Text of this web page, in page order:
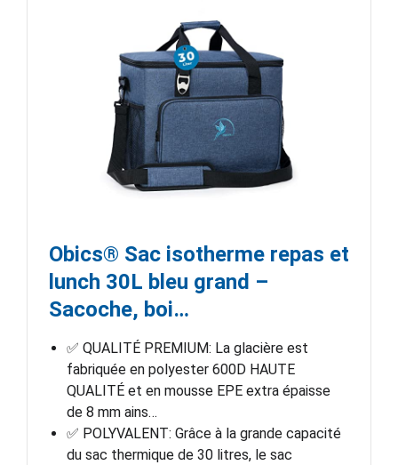
Obics® Sac isotherme repas et
lunch 30L bleu grand –
Sacoche, boi…
✅ QUALITÉ PREMIUM: La glacière est
fabriquée en polyester 600D HAUTE
QUALITÉ et en mousse EPE extra épaisse
de 8 mm ains…
✅ POLYVALENT: Grâce à la grande capacité
du sac thermique de 30 litres, le sac